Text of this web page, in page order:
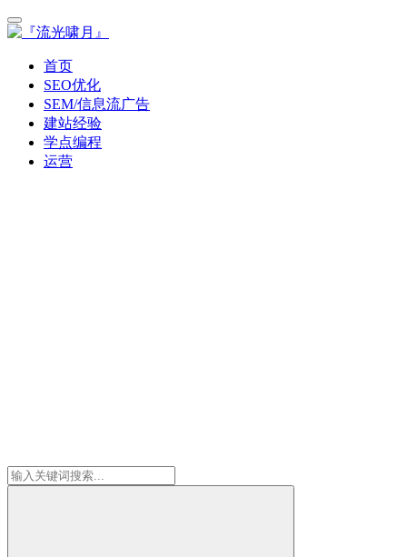
首页
SEO优化
SEM/信息流广告
建站经验
学点编程
运营